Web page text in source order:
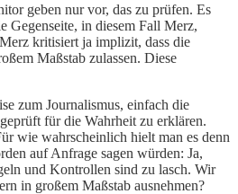
geben nur vor, das zu prüfen. Es
Gegenseite, in diesem Fall Merz,
kritisiert ja implizit, dass die
Maßstab zulassen. Diese
zum Journalismus, einfach die
für die Wahrheit zu erklären.
wie wahrscheinlich hielt man es denn
auf Anfrage sagen würden: Ja,
und Kontrollen sind zu lasch. Wir
in großem Maßstab ausnehmen?